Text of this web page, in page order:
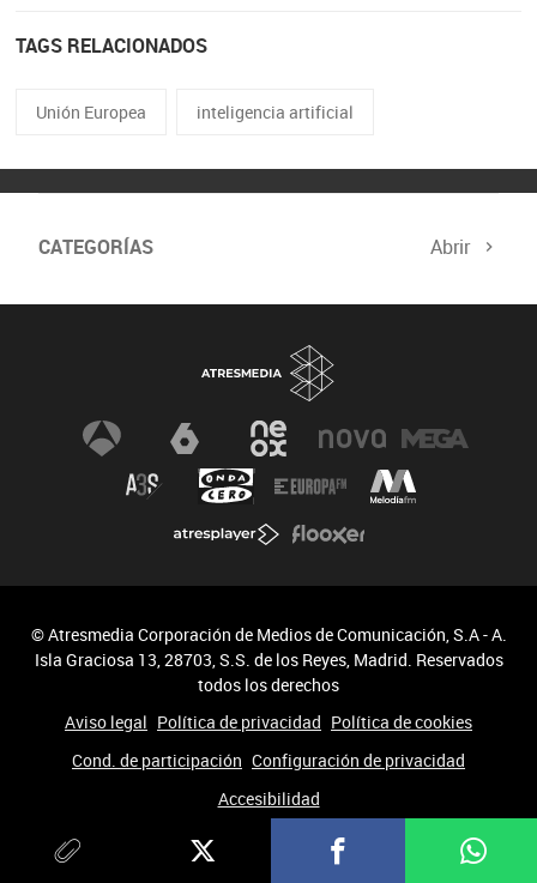
TAGS RELACIONADOS
Unión Europea inteligencia artificial
CATEGORÍAS Abrir
Comité de Expertos Curso verificación digital
Newsletter
© Atresmedia Corporación de Medios de Comunicación, S.A - A.
Isla Graciosa 13, 28703, S.S. de los Reyes, Madrid. Reservados
todos los derechos
Aviso legal Política de privacidad Política de cookies
Cond. de participación Configuración de privacidad
Accesibilidad